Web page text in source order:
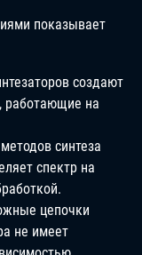
показывает
создают
работающие на
синтеза
спектр на
цепочки
не имеет